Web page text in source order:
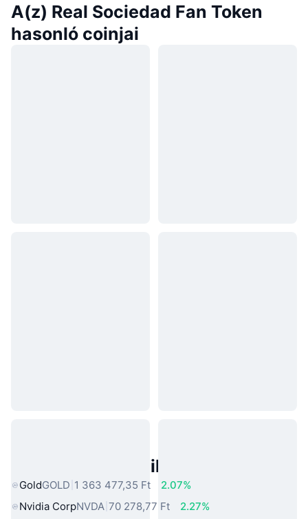
A(z) Real Sociedad Fan Token
hasonló coinjai
Népszerű Való Világbeli Eszközök
GoldGOLD 1 363 477,35 Ft
2.07%
Nvidia CorpNVDA 70 278,77 Ft
2.27%